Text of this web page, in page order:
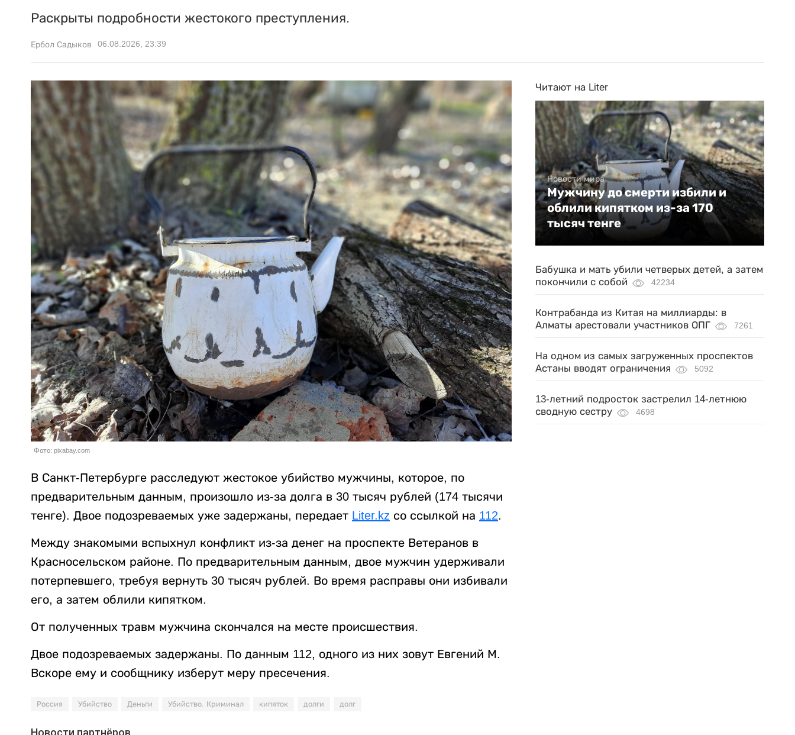
Раскрыты подробности жестокого преступления.
Ербол Садыков 06.08.2026, 23:39
Фото: pixabay.com
В Санкт-Петербурге расследуют жестокое убийство мужчины, которое, по
предварительным данным, произошло из-за долга в 30 тысяч рублей (174 тысячи
тенге). Двое подозреваемых уже задержаны, передает Liter.kz со ссылкой на 112.
Между знакомыми вспыхнул конфликт из-за денег на проспекте Ветеранов в
Красносельском районе. По предварительным данным, двое мужчин удерживали
потерпевшего, требуя вернуть 30 тысяч рублей. Во время расправы они избивали
его, а затем облили кипятком.
От полученных травм мужчина скончался на месте происшествия.
Двое подозреваемых задержаны. По данным 112, одного из них зовут Евгений М.
Вскоре ему и сообщнику изберут меру пресечения.
Россия Убийство Деньги Убийство. Криминал кипяток долги долг
Читают на Liter
Новости мира
Мужчину до смерти избили и
облили кипятком из-за 170
тысяч тенге
Бабушка и мать убили четверых детей, а затем
покончили с собой
42234
Контрабанда из Китая на миллиарды: в
Алматы арестовали участников ОПГ
7261
На одном из самых загруженных проспектов
Астаны вводят ограничения
5092
13-летний подросток застрелил 14-летнюю
сводную сестру
4698